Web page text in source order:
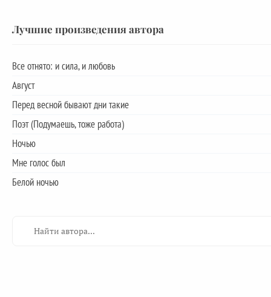
Лучшие произведения автора
Все отнято: и сила, и любовь
Август
Перед весной бывают дни такие
Поэт (Подумаешь, тоже работа)
Ночью
Мне голос был
Белой ночью